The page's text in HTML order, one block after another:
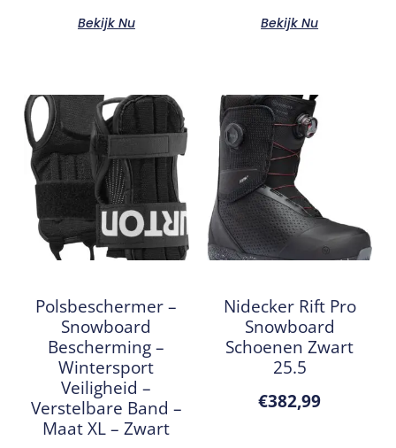
Bekijk Nu Bekijk Nu
Polsbeschermer –
Snowboard
Bescherming –
Wintersport
Veiligheid –
Verstelbare Band –
Maat XL – Zwart
Nidecker Rift Pro
Snowboard
Schoenen Zwart
25.5
€382,99